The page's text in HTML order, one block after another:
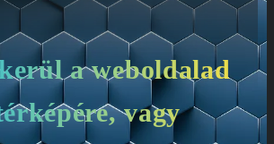
a weboldalad
vagy